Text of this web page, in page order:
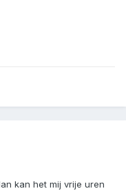
kan het mij vrije uren